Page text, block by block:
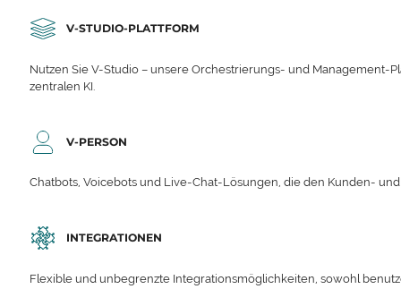
V-STUDIO-PLATTFORM
Nutzen Sie V-Studio – unsere Orchestrierungs- und
zentralen KI.
V-PERSON
Chatbots, Voicebots und Live-Chat-Lösungen, die den Kunden-
INTEGRATIONEN
Flexible und unbegrenzte Integrationsmöglichkeiten, sowohl